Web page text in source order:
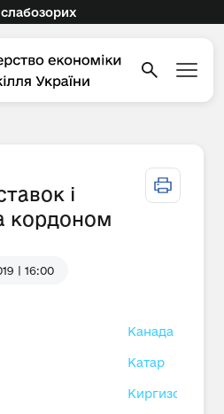
і
кордоном
| 16:00
Канада
Катар
Киргизстан